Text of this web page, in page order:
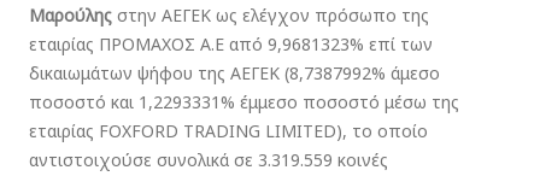
Μαρούλης στην ΑΕΓΕΚ ως ελέγχον πρόσωπο της
εταιρίας ΠΡΟΜΑΧΟΣ Α.Ε από 9,9681323% επί των
δικαιωμάτων ψήφου της ΑΕΓΕΚ (8,7387992% άμεσο
ποσοστό και 1,2293331% έμμεσο ποσοστό μέσω της
εταιρίας FOXFORD TRADING LIMITED), το οποίο
αντιστοιχούσε συνολικά σε 3.319.559 κοινές